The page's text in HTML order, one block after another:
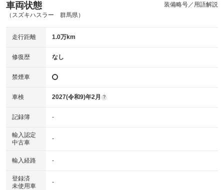
車両状態
（スズキハスラー 群馬県）
装備略号／用語解説
走行距離 1.0万km
修復歴 なし
禁煙車
車検 2027(令和9)年2月 ?
記録簿 -
輸入認定
中古車
-
輸入経路 -
登録済
未使用車
-